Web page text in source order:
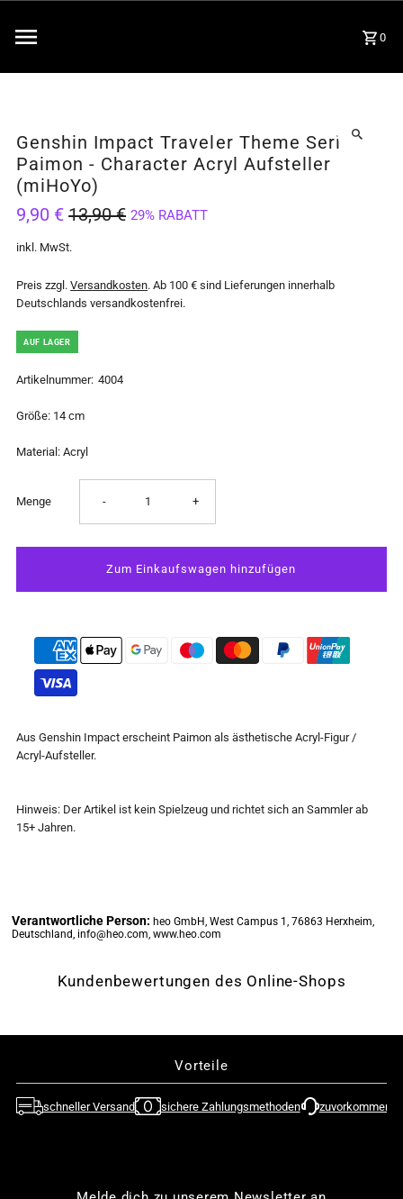
0
Genshin Impact Traveler Theme Series -
Paimon - Character Acryl Aufsteller
(miHoYo)
9,90 € 13,90 € 29% RABATT
inkl. MwSt.
Preis zzgl.Versandkosten. Ab 100 € sind Lieferungen innerhalb
Deutschlands versandkostenfrei.
AUF LAGER
Artikelnummer: 4004
Größe: 14 cm
Material: Acryl
Menge Verringere
die
Theme
Paimon
-
Aufsteller
- Erhöhe
die
Theme
Paimon
-
Acryl
Aufsteller
+
Aus Genshin Impact erscheint Paimon als ästhetische Acryl-Figur /
Acryl-Aufsteller.
Hinweis: Der Artikel ist kein Spielzeug und richtet sich an Sammler ab
15+ Jahren.
Verantwortliche Person:heo GmbH, West Campus 1, 76863 Herxheim,
Deutschland, info@heo.com, www.heo.com
Kundenbewertungen des Online-Shops
Vorteile
schneller Versand sichere Zahlungsmethoden